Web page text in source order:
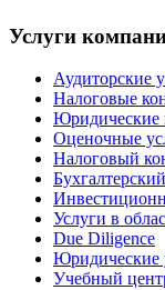
Услуги
Аудиторские
Налоговые
Юридические
Оценочные
Налоговый
Услуги в
Due Diligence
Юридические
Учебный